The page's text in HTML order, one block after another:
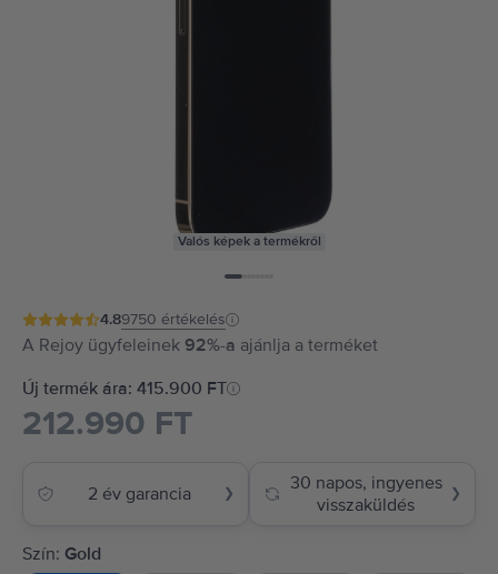
Valós képek a termékről
4.89750 értékelés
A Rejoy ügyfeleinek 92%-a ajánlja a terméket
Új termék ára: 415.900 FT
212.990 FT
2 év garancia ❯
30 napos, ingyenes
visszaküldés
❯
Szín: Gold